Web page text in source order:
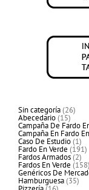
Sin categoría 2626
Abecedario 1515
Campaña De Fardo
Campaña En Fardo
Caso De Estudio 11
Fardo En Verde 191
Fardos Armados 22
Fardos En Verde 158
Genéricos De
Hamburguesa 3535
16